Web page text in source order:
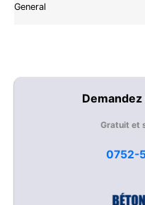
General
Gratuit et
0752-